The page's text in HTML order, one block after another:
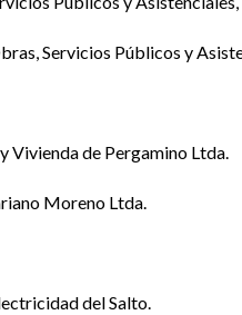
Servicios Públicos y
Vivienda de Pergamino Ltda.
Moreno Ltda.
del Salto.